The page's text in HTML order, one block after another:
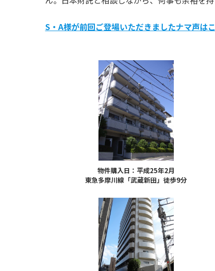
S・A様が前回ご登場いただきましたナマ声は
物件購入日：平成25年2月
東急多摩川線「武蔵新田」徒歩9分